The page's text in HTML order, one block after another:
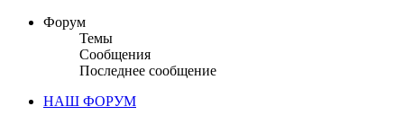
Форум
Темы
Сообщения
Последнее сообщение
НАШ ФОРУМ